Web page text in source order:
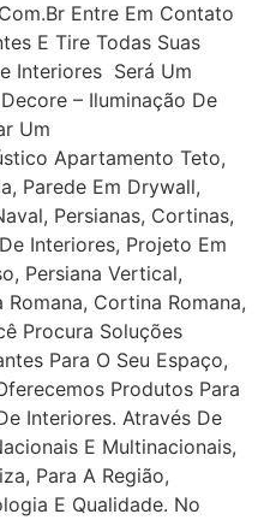
Entre Em Contato
E Tire Todas Suas
Interiores Será Um
– Iluminação De
Um
Apartamento Teto,
Parede Em Drywall,
Persianas, Cortinas,
Interiores, Projeto Em
Persiana Vertical,
Cortina Romana,
Procura Soluções
Para O Seu Espaço,
Produtos Para
Interiores. Através De
E Multinacionais,
Para A Região,
E Qualidade. No